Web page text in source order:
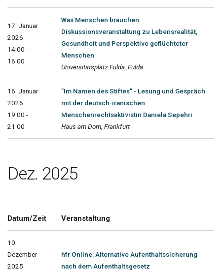
17. Januar
2026
14:00 -
16:00
Was Menschen brauchen:
Diskussionsveranstaltung zu Lebensrealität,
Gesundheit und Perspektive geflüchteter
Menschen
Universitätsplatz Fulda, Fulda
16. Januar
2026
19:00 -
21:00
"Im Namen des Stiftes" - Lesung und Gespräch
mit der deutsch-iranischen
Menschenrechtsaktivistin Daniela Sepehri
Haus am Dom, Frankfurt
Dez. 2025
Datum/Zeit Veranstaltung
10.
Dezember
2025
hfr Online: Alternative Aufenthaltssicherung
nach dem Aufenthaltsgesetz